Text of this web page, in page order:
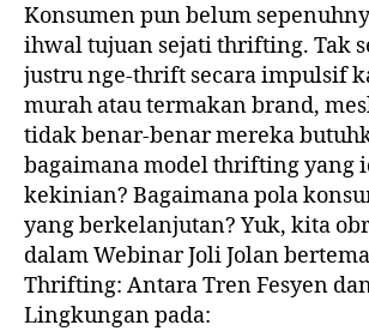
Konsumen pun belum
ihwal tujuan sejati thrifting. Tak
justru nge-thrift secara impulsif
murah atau termakan brand,
tidak benar-benar mereka
bagaimana model thrifting yang
kekinian? Bagaimana pola
yang berkelanjutan? Yuk, kita
dalam Webinar Joli Jolan
Thrifting: Antara Tren Fesyen
Lingkungan pada: